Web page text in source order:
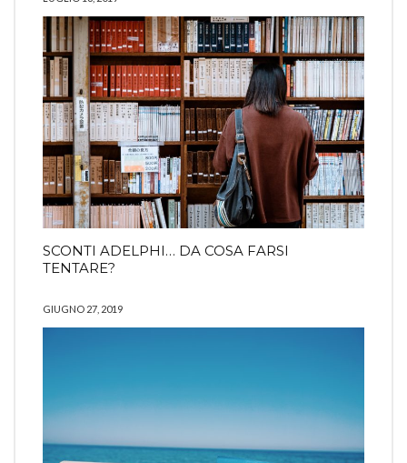
SCONTI ADELPHI… DA COSA FARSI
TENTARE?
GIUGNO 27, 2019